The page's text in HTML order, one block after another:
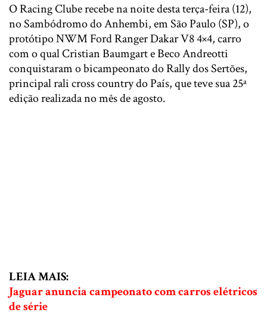
O Racing Clube recebe na noite desta terça-feira (12),
no Sambódromo do Anhembi, em São Paulo (SP), o
protótipo NWM Ford Ranger Dakar V8 4×4, carro
com o qual Cristian Baumgart e Beco Andreotti
conquistaram o bicampeonato do Rally dos Sertões,
principal rali cross country do País, que teve sua 25ª
edição realizada no mês de agosto.
LEIA MAIS:
Jaguar anuncia campeonato com carros elétricos
de série